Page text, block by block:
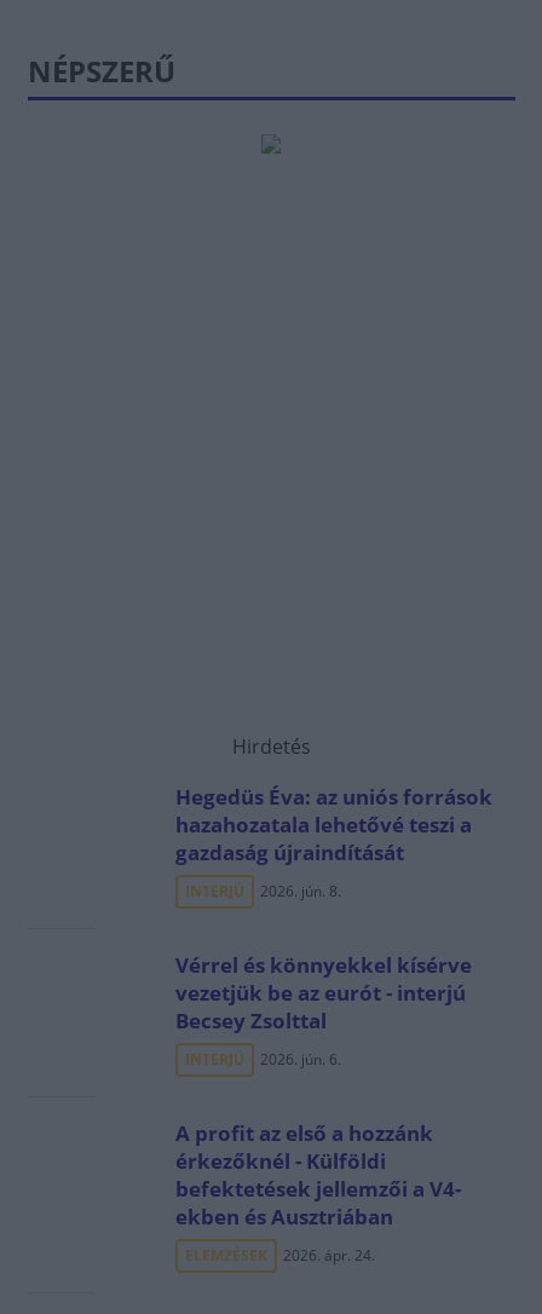
NÉPSZERŰ
Hirdetés
Hegedüs Éva: az uniós források
hazahozatala lehetővé teszi a
gazdaság újraindítását
INTERJÚ 2026. jún. 8.
Vérrel és könnyekkel kísérve
vezetjük be az eurót - interjú
Becsey Zsolttal
INTERJÚ 2026. jún. 6.
A profit az első a hozzánk
érkezőknél - Külföldi
befektetések jellemzői a V4-
ekben és Ausztriában
ELEMZÉSEK 2026. ápr. 24.